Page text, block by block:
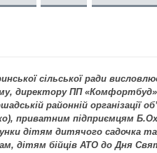
сільської ради
директору ПП
районній організації
приватним підприємцям
дітям дитячого садочка
дітям бійців АТО до Дня